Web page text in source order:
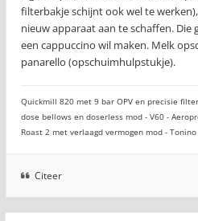
filterbakje schijnt ook wel te
nieuw apparaat aan te schaffen.
een cappuccino wil maken. Melk
panarello (opschuimhulpstukje).
Quickmill 820 met 9 bar OPV en precisie
dose bellows en doserless mod - V60 -
Roast 2 met verlaagd vermogen mod - Tonino
Citeer